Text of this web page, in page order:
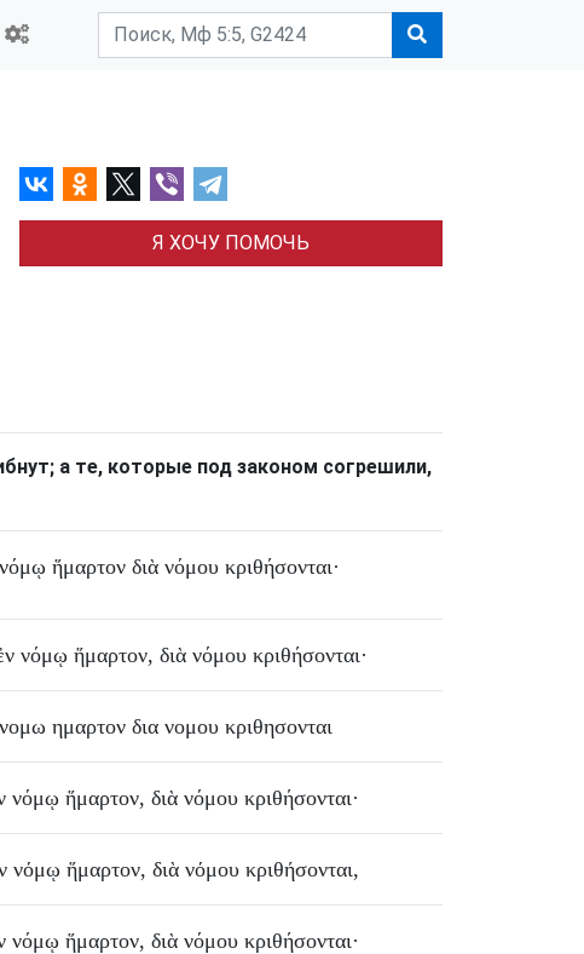
Я ХОЧУ ПОМОЧЬ
; а те, которые под законом согрешили,
νόμῳ ἥμαρτον διὰ νόμου κριθήσονται·
νόμῳ ἥμαρτον, διὰ νόμου κριθήσονται·
νομω ημαρτον δια νομου κριθησονται
νόμῳ ἥμαρτον, διὰ νόμου κριθήσονται·
νόμῳ ἥμαρτον, διὰ νόμου κριθήσονται,
νόμῳ ἥμαρτον, διὰ νόμου κριθήσονται·